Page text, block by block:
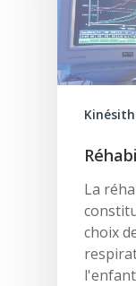
La
choix